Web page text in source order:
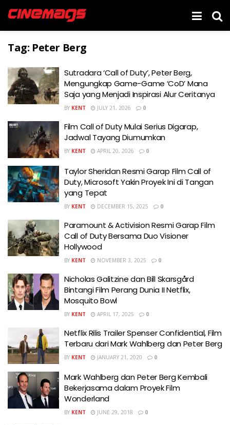
Tag: Peter Berg
Sutradara ‘Call of Duty’, Peter Berg,
Mengungkap Game-Game ‘CoD’ Mana
Saja yang Menjadi Inspirasi Alur Ceritanya
BY KENT JULY 21, 2026 0
Film Call of Duty Mulai Serius Digarap,
Jadwal Tayang Diumumkan
BY KENT APRIL 20, 2026 0
Taylor Sheridan Resmi Garap Film Call of
Duty, Microsoft Yakin Proyek Ini di Tangan
yang Tepat
BY KENT DECEMBER 15, 2025 0
Paramount & Activision Resmi Garap Film
Call of Duty Bersama Duo Visioner
Hollywood
BY KENT NOVEMBER 3, 2025 0
Nicholas Galitzine dan Bill Skarsgård
Bintangi Film Perang Dunia II Netflix,
Mosquito Bowl
BY KENT APRIL 17, 2025 0
Netflix Rilis Trailer Spenser Confidential, Film
Terbaru dari Mark Wahlberg dan Peter Berg
BY KENT JANUARY 21, 2020 0
Mark Wahlberg dan Peter Berg Kembali
Bekerjasama dalam Proyek Film
Wonderland
BY KENT JUNE 29, 2018 0